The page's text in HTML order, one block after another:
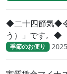
◆二十四節気◆
う）」です。◆
季節のお便り